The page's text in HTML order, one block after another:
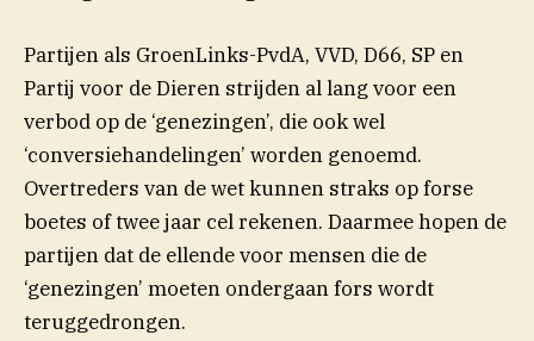
Partijen als GroenLinks-PvdA, VVD, D66, SP en
Partij voor de Dieren strijden al lang voor een
verbod op de ‘genezingen’, die ook wel
‘conversiehandelingen’ worden genoemd.
Overtreders van de wet kunnen straks op forse
boetes of twee jaar cel rekenen. Daarmee hopen de
partijen dat de ellende voor mensen die de
‘genezingen’ moeten ondergaan fors wordt
teruggedrongen.